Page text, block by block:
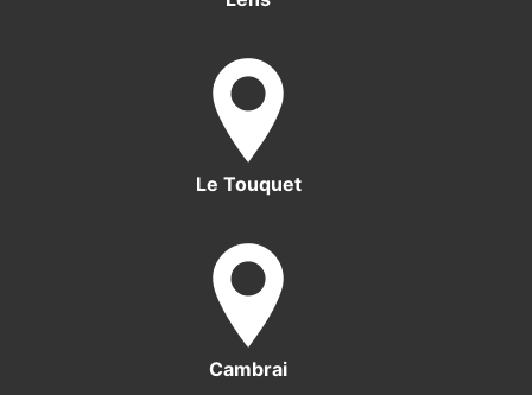
Le Touquet
Cambrai